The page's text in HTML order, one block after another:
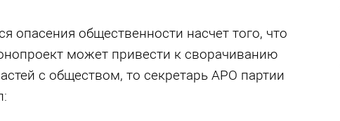
опасения общественности насчет того, что
может привести к сворачиванию
с обществом, то секретарь АРО партии